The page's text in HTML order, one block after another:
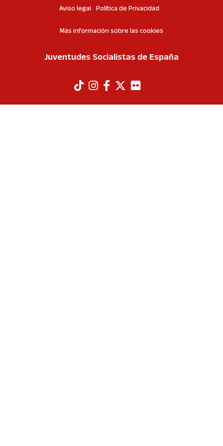
Aviso legal Política de Privacidad
Más información sobre las cookies
Juventudes Socialistas de España